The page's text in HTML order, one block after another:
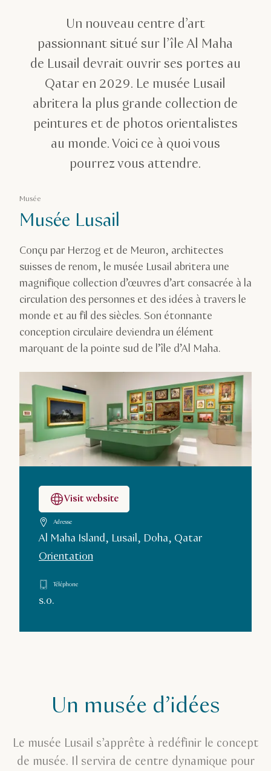
Un nouveau centre d’art
passionnant situé sur l’île Al Maha
de Lusail devrait ouvrir ses portes au
Qatar en 2029. Le musée Lusail
abritera la plus grande collection de
peintures et de photos orientalistes
au monde. Voici ce à quoi vous
pourrez vous attendre.
Musée
Musée Lusail
Conçu par Herzog et de Meuron, architectes
suisses de renom, le musée Lusail abritera une
magnifique collection d’œuvres d’art consacrée à la
circulation des personnes et des idées à travers le
monde et au fil des siècles. Son étonnante
conception circulaire deviendra un élément
marquant de la pointe sud de l’île d’Al Maha.
Visit website
Adresse
Al Maha Island, Lusail, Doha, Qatar
Orientation
Téléphone
s.o.
Un musée d’idées
Le musée Lusail s’apprête à redéfinir le concept
de musée. Il servira de centre dynamique pour